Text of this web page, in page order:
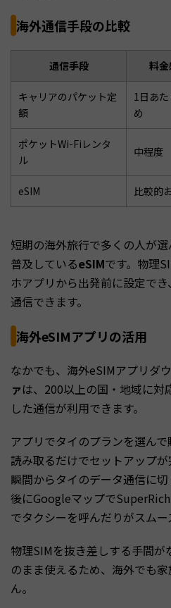
海外通信手段の比較
通信手段 料
キャリアのパケット定
額
1日あ
め
ポケットWi-Fiレンタ
ル
中程度
eSIM 比較的
短期の海外旅行で多くの人が
普及しているeSIMです。物理
ホアプリから出発前に設定で
通信できます。
海外eSIMアプリの活用
なかでも、海外eSIMアプリダ
ァは、200以上の国・地域に対
した通信が利用できます。
アプリでタイのプランを選ん
読み取るだけでセットアップ
瞬間からタイのデータ通信に
後にGoogleマップで
でタクシーを呼んだりがスムー
物理SIMを抜き差しする手間
のまま使えるため、海外でも
ん。